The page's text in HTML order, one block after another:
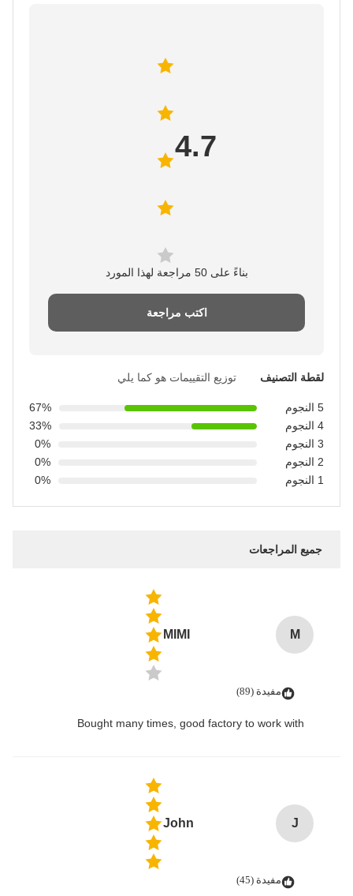
4.7
بناءً على 50 مراجعة لهذا المورد
اكتب مراجعة
لقطة التصنيف توزيع التقييمات هو كما يلي
5 النجوم
67%
4 النجوم
33%
3 النجوم
0%
2 النجوم
0%
1 النجوم
0%
جميع المراجعات
M
MIMI
مفيدة (89)
Bought many times, good factory to work with
J
John
مفيدة (45)